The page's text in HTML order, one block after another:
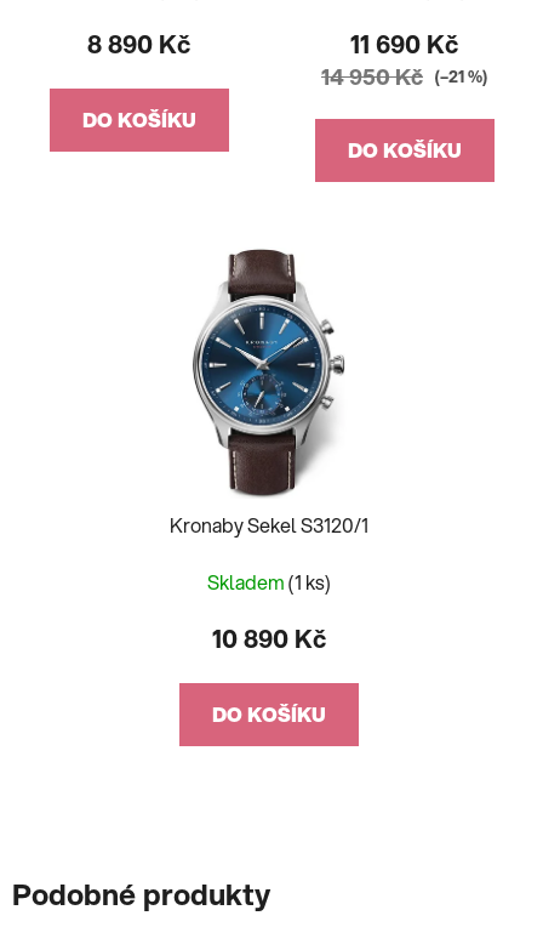
8 890 Kč
DO KOŠÍKU
11 690 Kč
14 950 Kč (–21 %)
DO KOŠÍKU
Kronaby Sekel S3120/1
Skladem(1 ks)
10 890 Kč
DO KOŠÍKU
Podobné produkty